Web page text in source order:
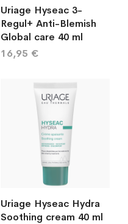
Uriage Hyseac 3-
Regul+ Anti-Blemish
Global care 40 ml
16,95 €
Uriage Hyseac Hydra
Soothing cream 40 ml